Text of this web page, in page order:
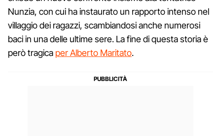
Nunzia, con cui ha instaurato un rapporto intenso nel
villaggio dei ragazzi, scambiandosi anche numerosi
baci in una delle ultime sere. La fine di questa storia è
però tragica per Alberto Maritato.